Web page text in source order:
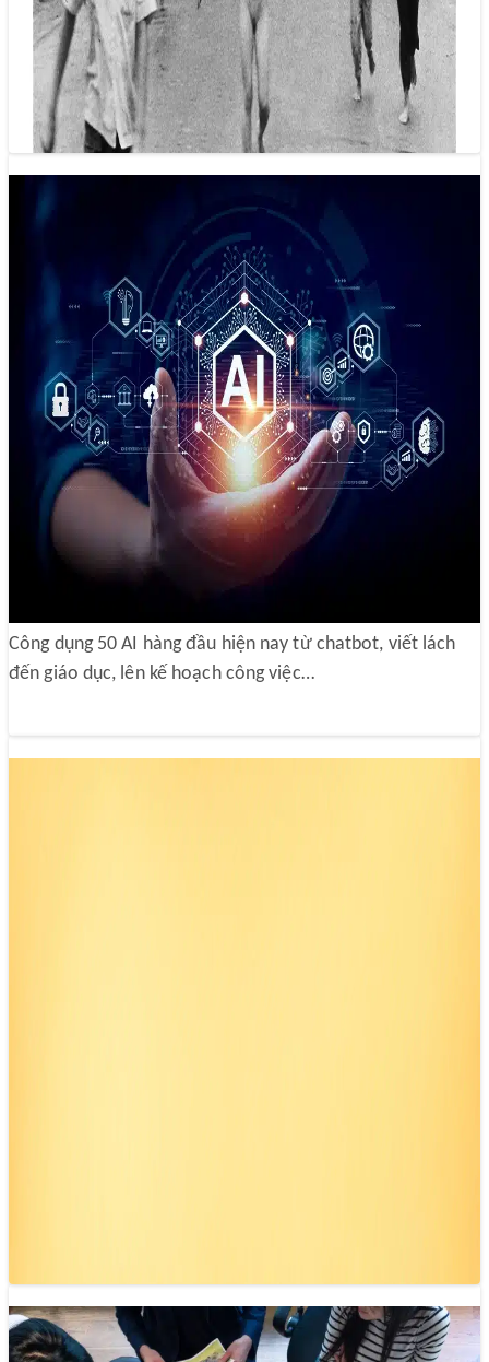
16/05/2025 20:59
World Press Photo tạm ngừng ghi nhận tác giả bức ảnh nổi
tiếng ‘Em bé Napalm’ là của Nick Út
50 AI hàng đầu và cách ứng dụng AI vào
công việc
Công dụng 50 AI hàng đầu hiện nay từ chatbot, viết lách
đến giáo dục, lên kế hoạch công việc…